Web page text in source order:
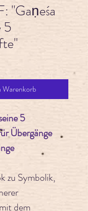
"Gaṇeśa
5
Warenkorb
5
Übergänge
zu Symbolik,
dem